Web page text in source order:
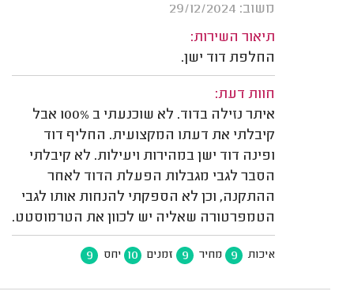
משוב: 29/12/2024
תיאור השירות:
החלפת דוד ישן.
חוות דעת:
איתר נזילה בדוד. לא שוכנעתי ב 100% אבל
קיבלתי את דעתו המקצועית. החליף דוד
ופינה דוד ישן במהירות ויעילות. לא קיבלתי
הסבר לגבי מגבלות הפעלת הדוד לאחר
ההתקנה, וכן לא הספקתי להנחות אותו לגבי
הטמפרטורה שאליה יש לכוון את הטרמוסטט.
איכות 9 מחיר 9 זמנים 10 יחס 9